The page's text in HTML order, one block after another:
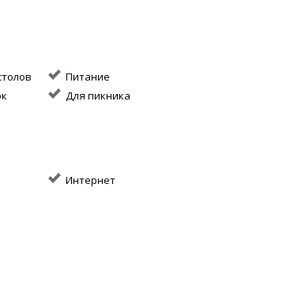
Питание
Для пикника
Интернет